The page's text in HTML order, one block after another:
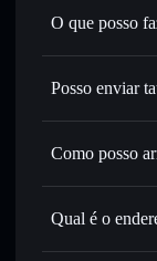
O que posso
tauntAI
Trocar
melhor
Utilizar DCA
Posso enviar
Como posso
Qual é o